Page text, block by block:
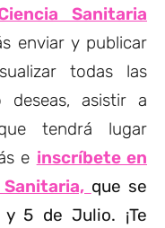
Sanitaria
enviar y publicar
todas las
deseas, asistir a
tendrá lugar
e inscríbete en
Sanitaria, que se
5 de Julio. ¡Te